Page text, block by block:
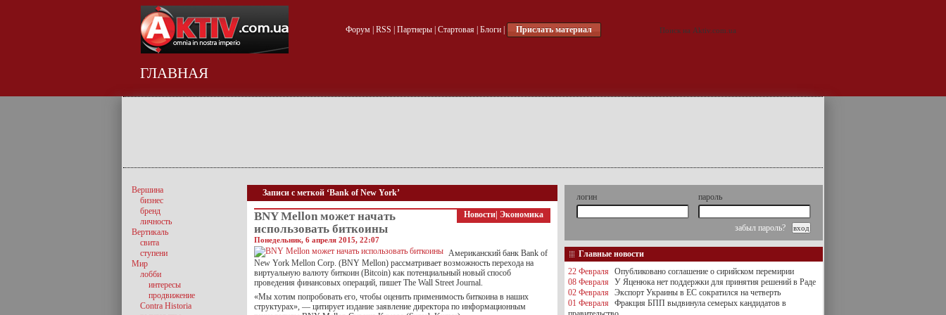
Форум| RSS Партнеры| Стартовая| Блоги| Прислать материал
ГЛАВНАЯ
Записи с меткой ‘Bank of New York’
Новости Экономика
BNY Mellon может начать
использовать биткоины
Понедельник, 6 апреля 2015, 22:07
Американский банк Bank of
New York Mellon Corp. (BNY Mellon) рассматривает возможность перехода на
виртуальную валюту биткоин (Bitcoin) как потенциальный новый способ
проведения финансовых операций, пишет The Wall Street Journal.
«Мы хотим попробовать его, чтобы оценить применимость биткоина в наших
структурах», — цитирует издание заявление директора по информационным
Вершина
бизнес
бренд
личность
Вертикаль
свита
ступени
Мир
лобби
интересы
продвижение
Contra Historia
логин пароль
забыл пароль?
Главные новости
22 Февраля
Опубликовано соглашение о сирийском перемирии
08 Февраля
У Яценюка нет поддержки для принятия решений в Раде
02 Февраля
Экспорт Украины в ЕС сократился на четверть
01 Февраля
Фракция БПП выдвинула семерых кандидатов в